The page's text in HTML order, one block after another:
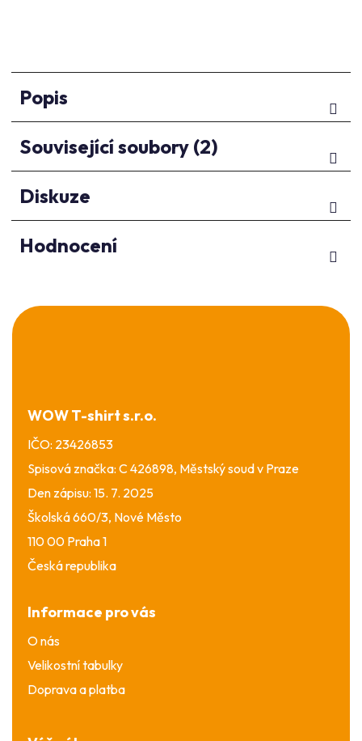
Popis
Související soubory (2)
Diskuze
Hodnocení
Z
á
WOW T-shirt s.r.o.
IČO: 23426853
Spisová značka: C 426898, Městský soud v Praze
Den zápisu: 15. 7. 2025
Školská 660/3, Nové Město
110 00 Praha 1
Česká republika
Informace pro vás
O nás
Velikostní tabulky
Doprava a platba